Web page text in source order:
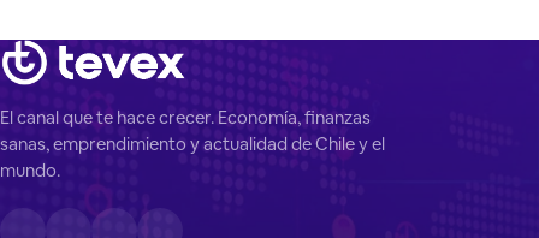
El canal que te hace crecer. Economía, finanzas
sanas, emprendimiento y actualidad de Chile y el
mundo.